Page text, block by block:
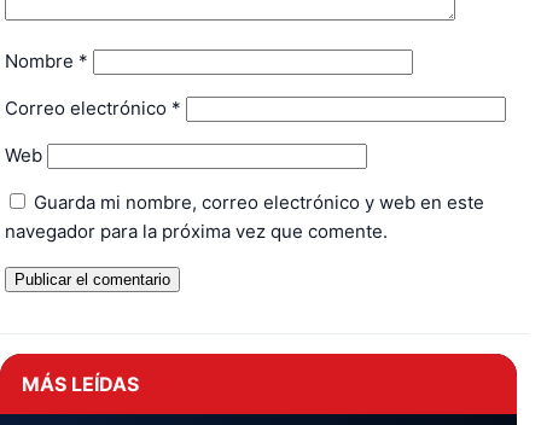
Nombre *
Correo electrónico *
Web
Guarda mi nombre, correo electrónico y web en este
navegador para la próxima vez que comente.
MÁS LEÍDAS